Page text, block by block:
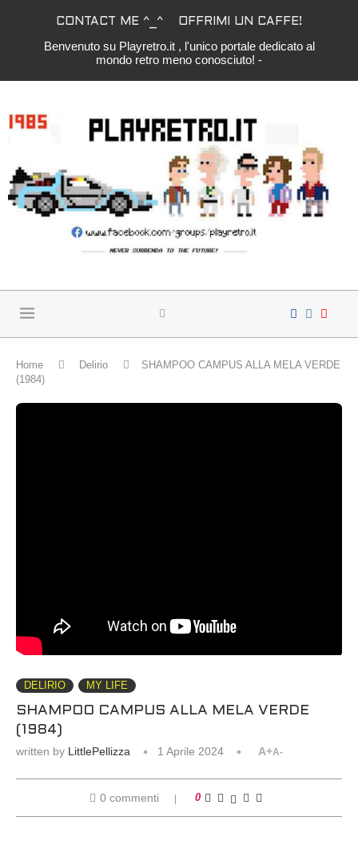
CONTACT ME ^_^ OFFRIMI UN CAFFE!
Benvenuto su Playretro.it , l'unico portale dedicato al
mondo retro meno conosciuto! -
Home Delirio
SHAMPOO CAMPUS ALLA MELA VERDE
(1984)
DELIRIO MY LIFE
SHAMPOO CAMPUS ALLA MELA VERDE
(1984)
written by LittlePellizza 1 Aprile 2024 A+A-
0 commenti 0